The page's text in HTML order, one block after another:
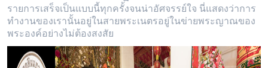
รายการเสร็จเป็นแบบนี้ทุกครั้งจนน่าอัศจรรย์ใจ นี่แสดงว่าการ
ทำงานของเรานั้นอยู่ในสายพระเนตรอยู่ในข่ายพระญาณของ
พระองค์อย่างไม่ต้องสงสัย